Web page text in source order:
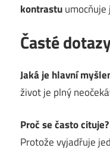
kontrastu
Časté
Jaká je hlavní
život je plný
Proč se často cituje?
Protože vyjadřuje